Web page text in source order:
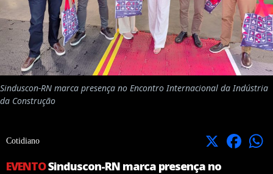
Sinduscon-RN marca presença no Encontro Internacional da Indústria
da Construção
Cotidiano X Facebook
EVENTOSinduscon-RN marca presença no